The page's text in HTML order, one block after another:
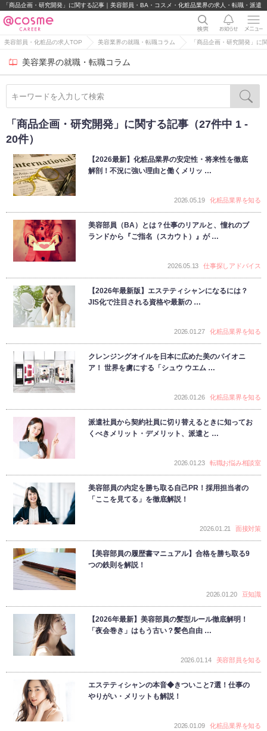
「商品企画・研究開発」に関する記事｜美容部員・BA・コスメ・化粧品業界の求人・転職・派遣
美容部員・化粧品の求人TOP 美容業界の就職・転職コラム 「商品企画・研究開発」に
美容業界の就職・転職コラム
「商品企画・研究開発」に関する記事（27件中 1 -
20件）
【2026最新】化粧品業界の安定性・将来性を徹底
解剖！不況に強い理由と働くメリッ …
2026.05.19 化粧品業界を知る
美容部員（BA）とは？仕事のリアルと、憧れのブ
ランドから『ご指名（スカウト）』が …
2026.05.13 仕事探しアドバイス
【2026年最新版】エステティシャンになるには？
JIS化で注目される資格や最新の …
2026.01.27 化粧品業界を知る
クレンジングオイルを日本に広めた美のパイオニ
ア！ 世界を虜にする「シュウ ウエム …
2026.01.26 化粧品業界を知る
派遣社員から契約社員に切り替えるときに知ってお
くべきメリット・デメリット、派遣と …
2026.01.23 転職お悩み相談室
美容部員の内定を勝ち取る自己PR！採用担当者の
「ここを見てる」を徹底解説！
2026.01.21 面接対策
【美容部員の履歴書マニュアル】合格を勝ち取る9
つの鉄則を解説！
2026.01.20 豆知識
【2026年最新】美容部員の髪型ルール徹底解明！
「夜会巻き」はもう古い？髪色自由 …
2026.01.14 美容部員を知る
エステティシャンの本音◆きついこと7選！仕事の
やりがい・メリットも解説！
2026.01.09 化粧品業界を知る